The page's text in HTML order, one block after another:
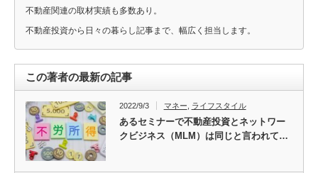
不動産関連の取材実績も多数あり。
不動産投資から日々の暮らし記事まで、幅広く担当します。
この著者の最新の記事
2022/9/3 マネー ライフスタイル
あるセミナーで不動産投資とネットワー
クビジネス（MLM）は同じと言われて…